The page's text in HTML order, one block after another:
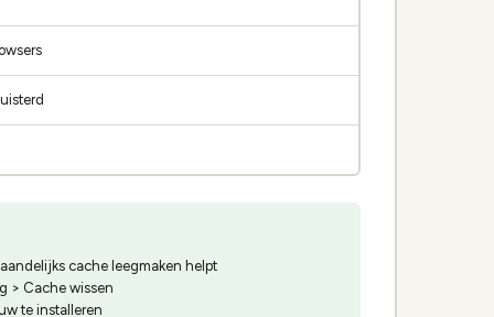
cache leegmaken helpt
> Cache wissen
te installeren